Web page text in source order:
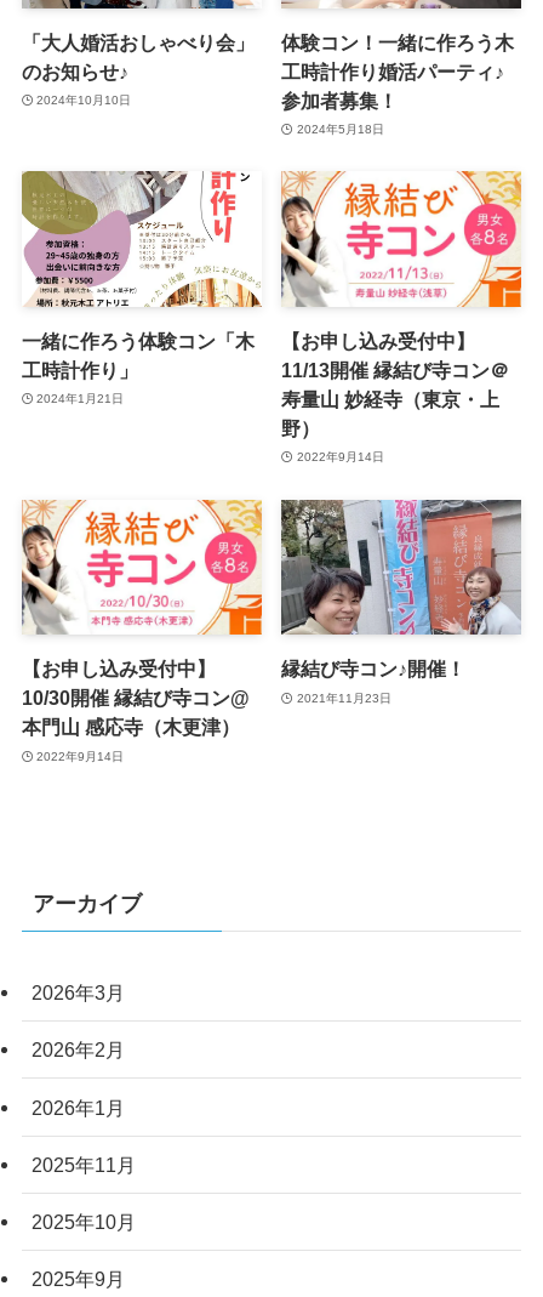
「大人婚活おしゃべり会」
のお知らせ♪
2024年10月10日
体験コン！一緒に作ろう木
工時計作り婚活パーティ♪
参加者募集！
2024年5月18日
一緒に作ろう体験コン「木
工時計作り」
2024年1月21日
【お申し込み受付中】
11/13開催 縁結び寺コン＠
寿量山 妙経寺（東京・上
野）
2022年9月14日
【お申し込み受付中】
10/30開催 縁結び寺コン@
本門山 感応寺（木更津）
2022年9月14日
縁結び寺コン♪開催！
2021年11月23日
アーカイブ
2026年3月
2026年2月
2026年1月
2025年11月
2025年10月
2025年9月